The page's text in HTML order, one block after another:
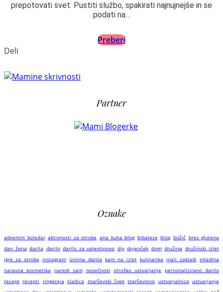
prepotovati svet. Pustiti službo, spakirati najnujnejše in se
podati na…
Preberi
Deli
Partner
Oznake
adventni koledar aktivnosti za otroke ana kuha blog bibaleze blog božič brez glutena
dan žena darila darilo darilo za valentinovo diy dojenček dom družina družinski izlet
igre za otroke instagram izvirna darila kam na izlet kulinarika mali zakladi mladina
naravna kozmetika naredi sam nosečnost otroško ustvarjanje personalizirano darilo
recept recepti ringaraja sladica starševski čvek starševstvo ustvarjalnica ustvarjanje